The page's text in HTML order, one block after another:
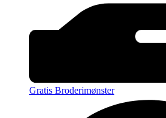
Gratis Broderimønster